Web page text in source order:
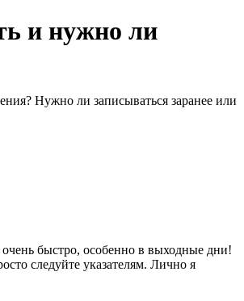
и нужно ли
Нужно ли записываться заранее или
быстро, особенно в выходные дни!
следуйте указателям. Лично я